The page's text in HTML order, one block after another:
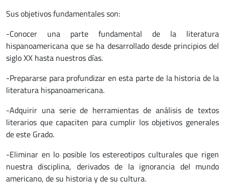
Sus objetivos fundamentales son:
-Conocer una parte fundamental de la literatura
hispanoamericana que se ha desarrollado desde principios del
siglo XX hasta nuestros días.
-Prepararse para profundizar en esta parte de la historia de la
literatura hispanoamericana.
-Adquirir una serie de herramientas de análisis de textos
literarios que capaciten para cumplir los objetivos generales
de este Grado.
-Eliminar en lo posible los estereotipos culturales que rigen
nuestra disciplina, derivados de la ignorancia del mundo
americano, de su historia y de su cultura.